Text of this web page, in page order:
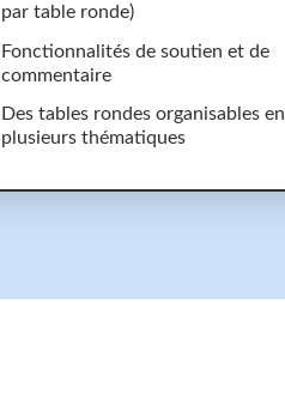
par table ronde)
Fonctionnalités de soutien et de
commentaire
Des tables rondes organisables en
plusieurs thématiques